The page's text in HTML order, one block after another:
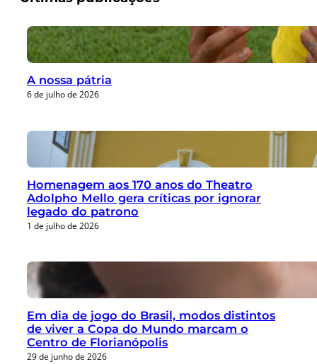
A nossa pátria
6 de julho de 2026
Homenagem aos 170 anos do Theatro
Adolpho Mello gera críticas por ignorar
legado do patrono
1 de julho de 2026
Em dia de jogo do Brasil, modos distintos
de viver a Copa do Mundo marcam o
Centro de Florianópolis
29 de junho de 2026